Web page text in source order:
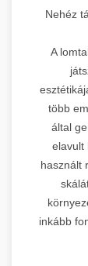
Nehéz
A
több
által
elavult
használt
inkább